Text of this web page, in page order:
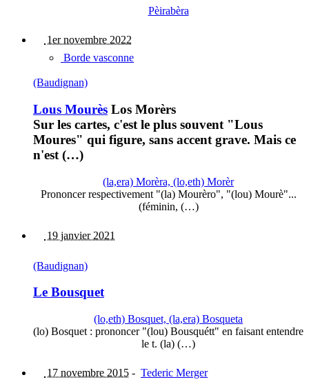
Pèirabèra
1er novembre 2022
Borde vasconne
(Baudignan)
Lous Mourès Los Morèrs
Sur les cartes, c'est le plus souvent "Lous
Moures" qui figure, sans accent grave. Mais ce
n'est (…)
(la,era) Morèra, (lo,eth) Morèr
Prononcer respectivement "(la) Mourèro", "(lou) Mourè"...
(féminin, (…)
19 janvier 2021
(Baudignan)
Le Bousquet
(lo,eth) Bosquet, (la,era) Bosqueta
(lo) Bosquet : prononcer "(lou) Bousquétt" en faisant entendre
le t. (la) (…)
17 novembre 2015 - Tederic Merger